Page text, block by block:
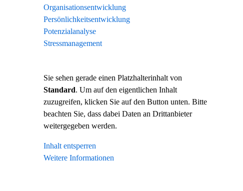
Organisationsentwicklung
Persönlichkeitsentwicklung
Potenzialanalyse
Stressmanagement
Sie sehen gerade einen Platzhalterinhalt von
Standard. Um auf den eigentlichen Inhalt
zuzugreifen, klicken Sie auf den Button unten. Bitte
beachten Sie, dass dabei Daten an Drittanbieter
weitergegeben werden.
Inhalt entsperren
Weitere Informationen